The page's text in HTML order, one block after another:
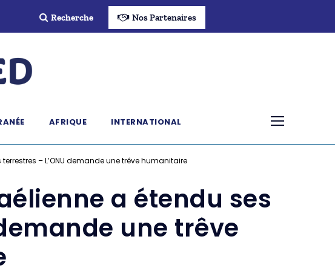
Recherche Nos Partenaires
AFRIQUE INTERNATIONAL
– L’ONU demande une trêve humanitaire
a étendu ses
une trêve